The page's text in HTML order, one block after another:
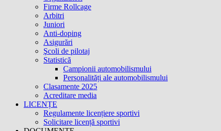
Firme Rollcage
Arbitri
Juniori
Anti-doping
Asigurări
Şcoli de pilotaj
Statistică
Campionii automobilismului
Personalități ale automobilismului
Clasamente 2025
Acreditare media
LICENȚE
Regulamente licențiere sportivi
Solicitare licență sportivi